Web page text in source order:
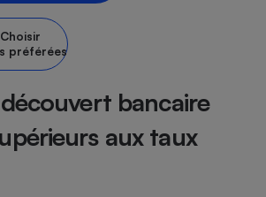
préférées
bancaire
aux taux
Lave-linge